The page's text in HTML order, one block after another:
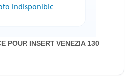
POUR INSERT VENEZIA 130